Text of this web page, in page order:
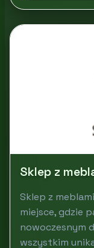
Sklep z
Sklep z
miejsce, gdzie
nowoczesnym
wszystkim